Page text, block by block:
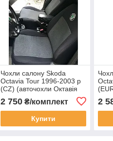
Чохли салону Skoda
Octavia Tour 1996-2003 р
(CZ) (авточохли Октавія
2 750₴/комплект
Купити
2